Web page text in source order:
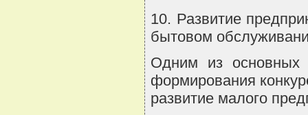
10. Развитие
бытовом
Одним из основных
формирования
развитие малого